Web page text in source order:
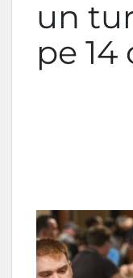
un
pe 14